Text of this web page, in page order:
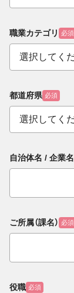
職業カテゴリ 必須
都道府県 必須
自治体名 / 企業名
ご所属（課名） 必須
役職 必須